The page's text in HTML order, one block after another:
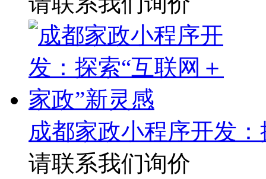
成都家政小程序开发
请联系我们询价